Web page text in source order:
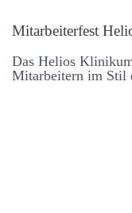
Mit­arbeiter­fest
Das Helios
Mit­arbeitern im Stil